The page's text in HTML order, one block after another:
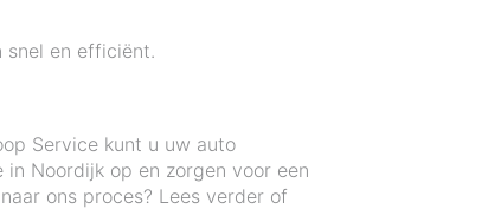
snel en efficiënt.
Service kunt u uw auto
Noordijk op en zorgen voor een
ons proces? Lees verder of